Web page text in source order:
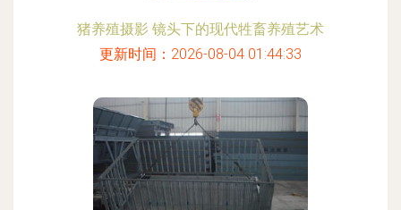
猪养殖摄影 镜头下的现代牲畜养殖艺术
更新时间：2026-08-04 01:44:33